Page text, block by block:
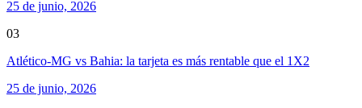
25 de junio, 2026
03
Atlético-MG vs Bahia: la tarjeta es más rentable que el 1X2
25 de junio, 2026